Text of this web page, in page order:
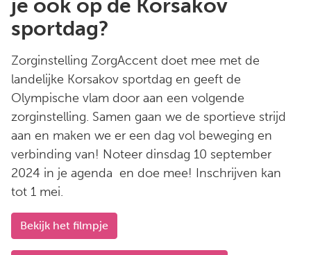
je ook op de Korsakov
sportdag?
Zorginstelling ZorgAccent doet mee met de
landelijke Korsakov sportdag en geeft de
Olympische vlam door aan een volgende
zorginstelling. Samen gaan we de sportieve strijd
aan en maken we er een dag vol beweging en
verbinding van! Noteer dinsdag 10 september
2024 in je agenda en doe mee! Inschrijven kan
tot 1 mei.
Bekijk het filmpje